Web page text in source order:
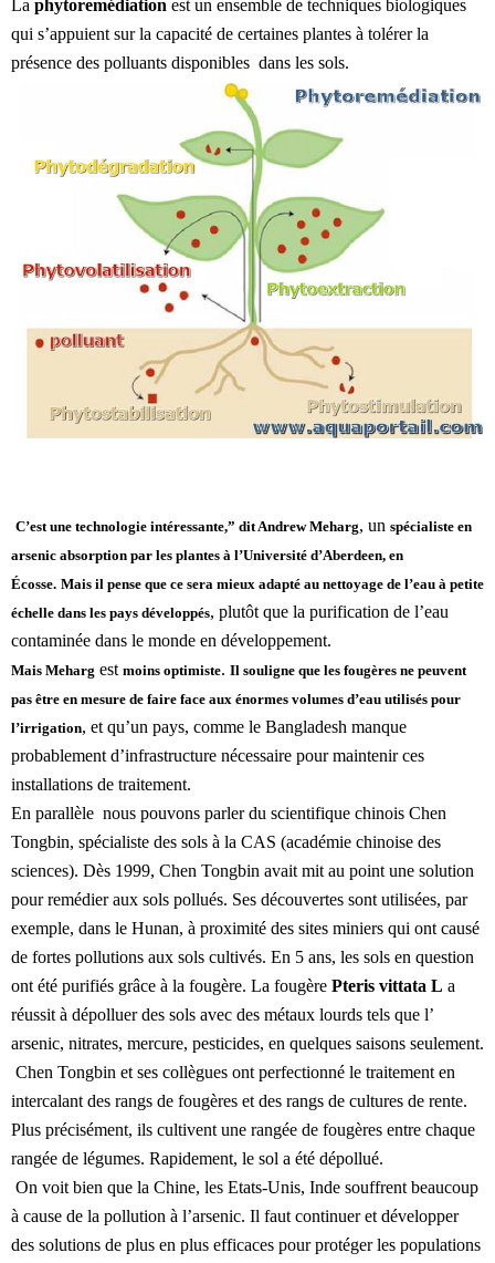
La phytoremédiation est un ensemble de techniques biologiques
qui s’appuient sur la capacité de certaines plantes à tolérer la
présence des polluants disponibles dans les sols.
C’est une technologie intéressante,” dit Andrew Meharg, un spécialiste en
arsenic absorption par les plantes à l’Université d’Aberdeen, en
Écosse. Mais il pense que ce sera mieux adapté au nettoyage de l’eau à petite
échelle dans les pays développés, plutôt que la purification de l’eau
contaminée dans le monde en développement.
Mais Meharg est moins optimiste. Il souligne que les fougères ne peuvent
pas être en mesure de faire face aux énormes volumes d’eau utilisés pour
l’irrigation, et qu’un pays, comme le Bangladesh manque
probablement d’infrastructure nécessaire pour maintenir ces
installations de traitement.
En parallèle nous pouvons parler du scientifique chinois Chen
Tongbin, spécialiste des sols à la CAS (académie chinoise des
sciences). Dès 1999, Chen Tongbin avait mit au point une solution
pour remédier aux sols pollués. Ses découvertes sont utilisées, par
exemple, dans le Hunan, à proximité des sites miniers qui ont causé
de fortes pollutions aux sols cultivés. En 5 ans, les sols en question
ont été purifiés grâce à la fougère. La fougère Pteris vittata L a
réussit à dépolluer des sols avec des métaux lourds tels que l’
arsenic, nitrates, mercure, pesticides, en quelques saisons seulement.
Chen Tongbin et ses collègues ont perfectionné le traitement en
intercalant des rangs de fougères et des rangs de cultures de rente.
Plus précisément, ils cultivent une rangée de fougères entre chaque
rangée de légumes. Rapidement, le sol a été dépollué.
On voit bien que la Chine, les Etats-Unis, Inde souffrent beaucoup
à cause de la pollution à l’arsenic. Il faut continuer et développer
des solutions de plus en plus efficaces pour protéger les populations